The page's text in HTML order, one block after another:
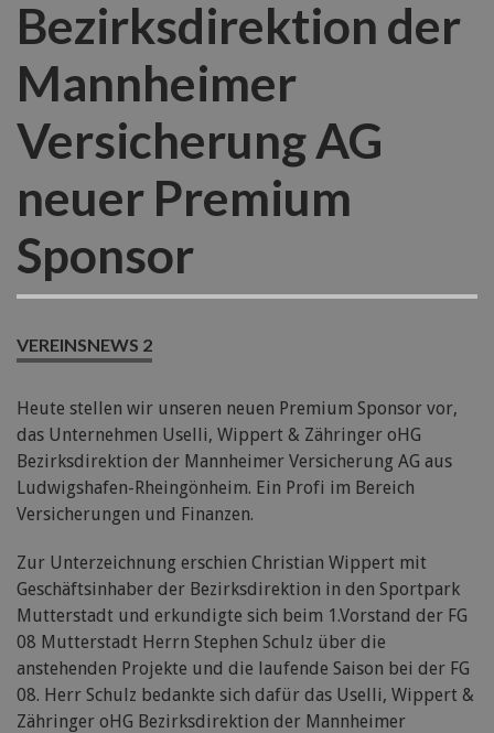
Bezirksdirektion der
Mannheimer
Versicherung AG
neuer Premium
Sponsor
VEREINSNEWS 2
Heute stellen wir unseren neuen Premium Sponsor vor,
das Unternehmen Uselli, Wippert & Zähringer oHG
Bezirksdirektion der Mannheimer Versicherung AG aus
Ludwigshafen-Rheingönheim. Ein Profi im Bereich
Versicherungen und Finanzen.
Zur Unterzeichnung erschien Christian Wippert mit
Geschäftsinhaber der Bezirksdirektion in den Sportpark
Mutterstadt und erkundigte sich beim 1.Vorstand der FG
08 Mutterstadt Herrn Stephen Schulz über die
anstehenden Projekte und die laufende Saison bei der FG
08. Herr Schulz bedankte sich dafür das Uselli, Wippert &
Zähringer oHG Bezirksdirektion der Mannheimer